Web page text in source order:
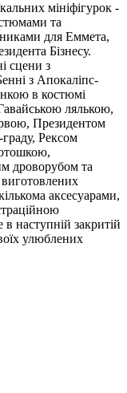
мініфігурок -
та
для Еммета,
Бізнесу.
сцени з
з Апокаліпс-
в костюмі
лялькою,
Президентом
Рексом
дроворубом та
аксесуарами,
наступній закритій
улюблених